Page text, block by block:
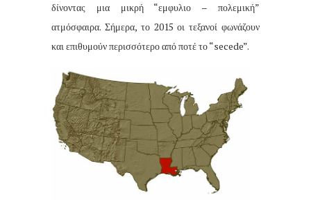
δίνοντας μια μικρή “εμφυλιο – πολεμική”
ατμόσφαιρα. Σήμερα, το 2015 οι τεξανοί φωνάζουν
και επιθυμούν περισσότερο από ποτέ το “secede”.